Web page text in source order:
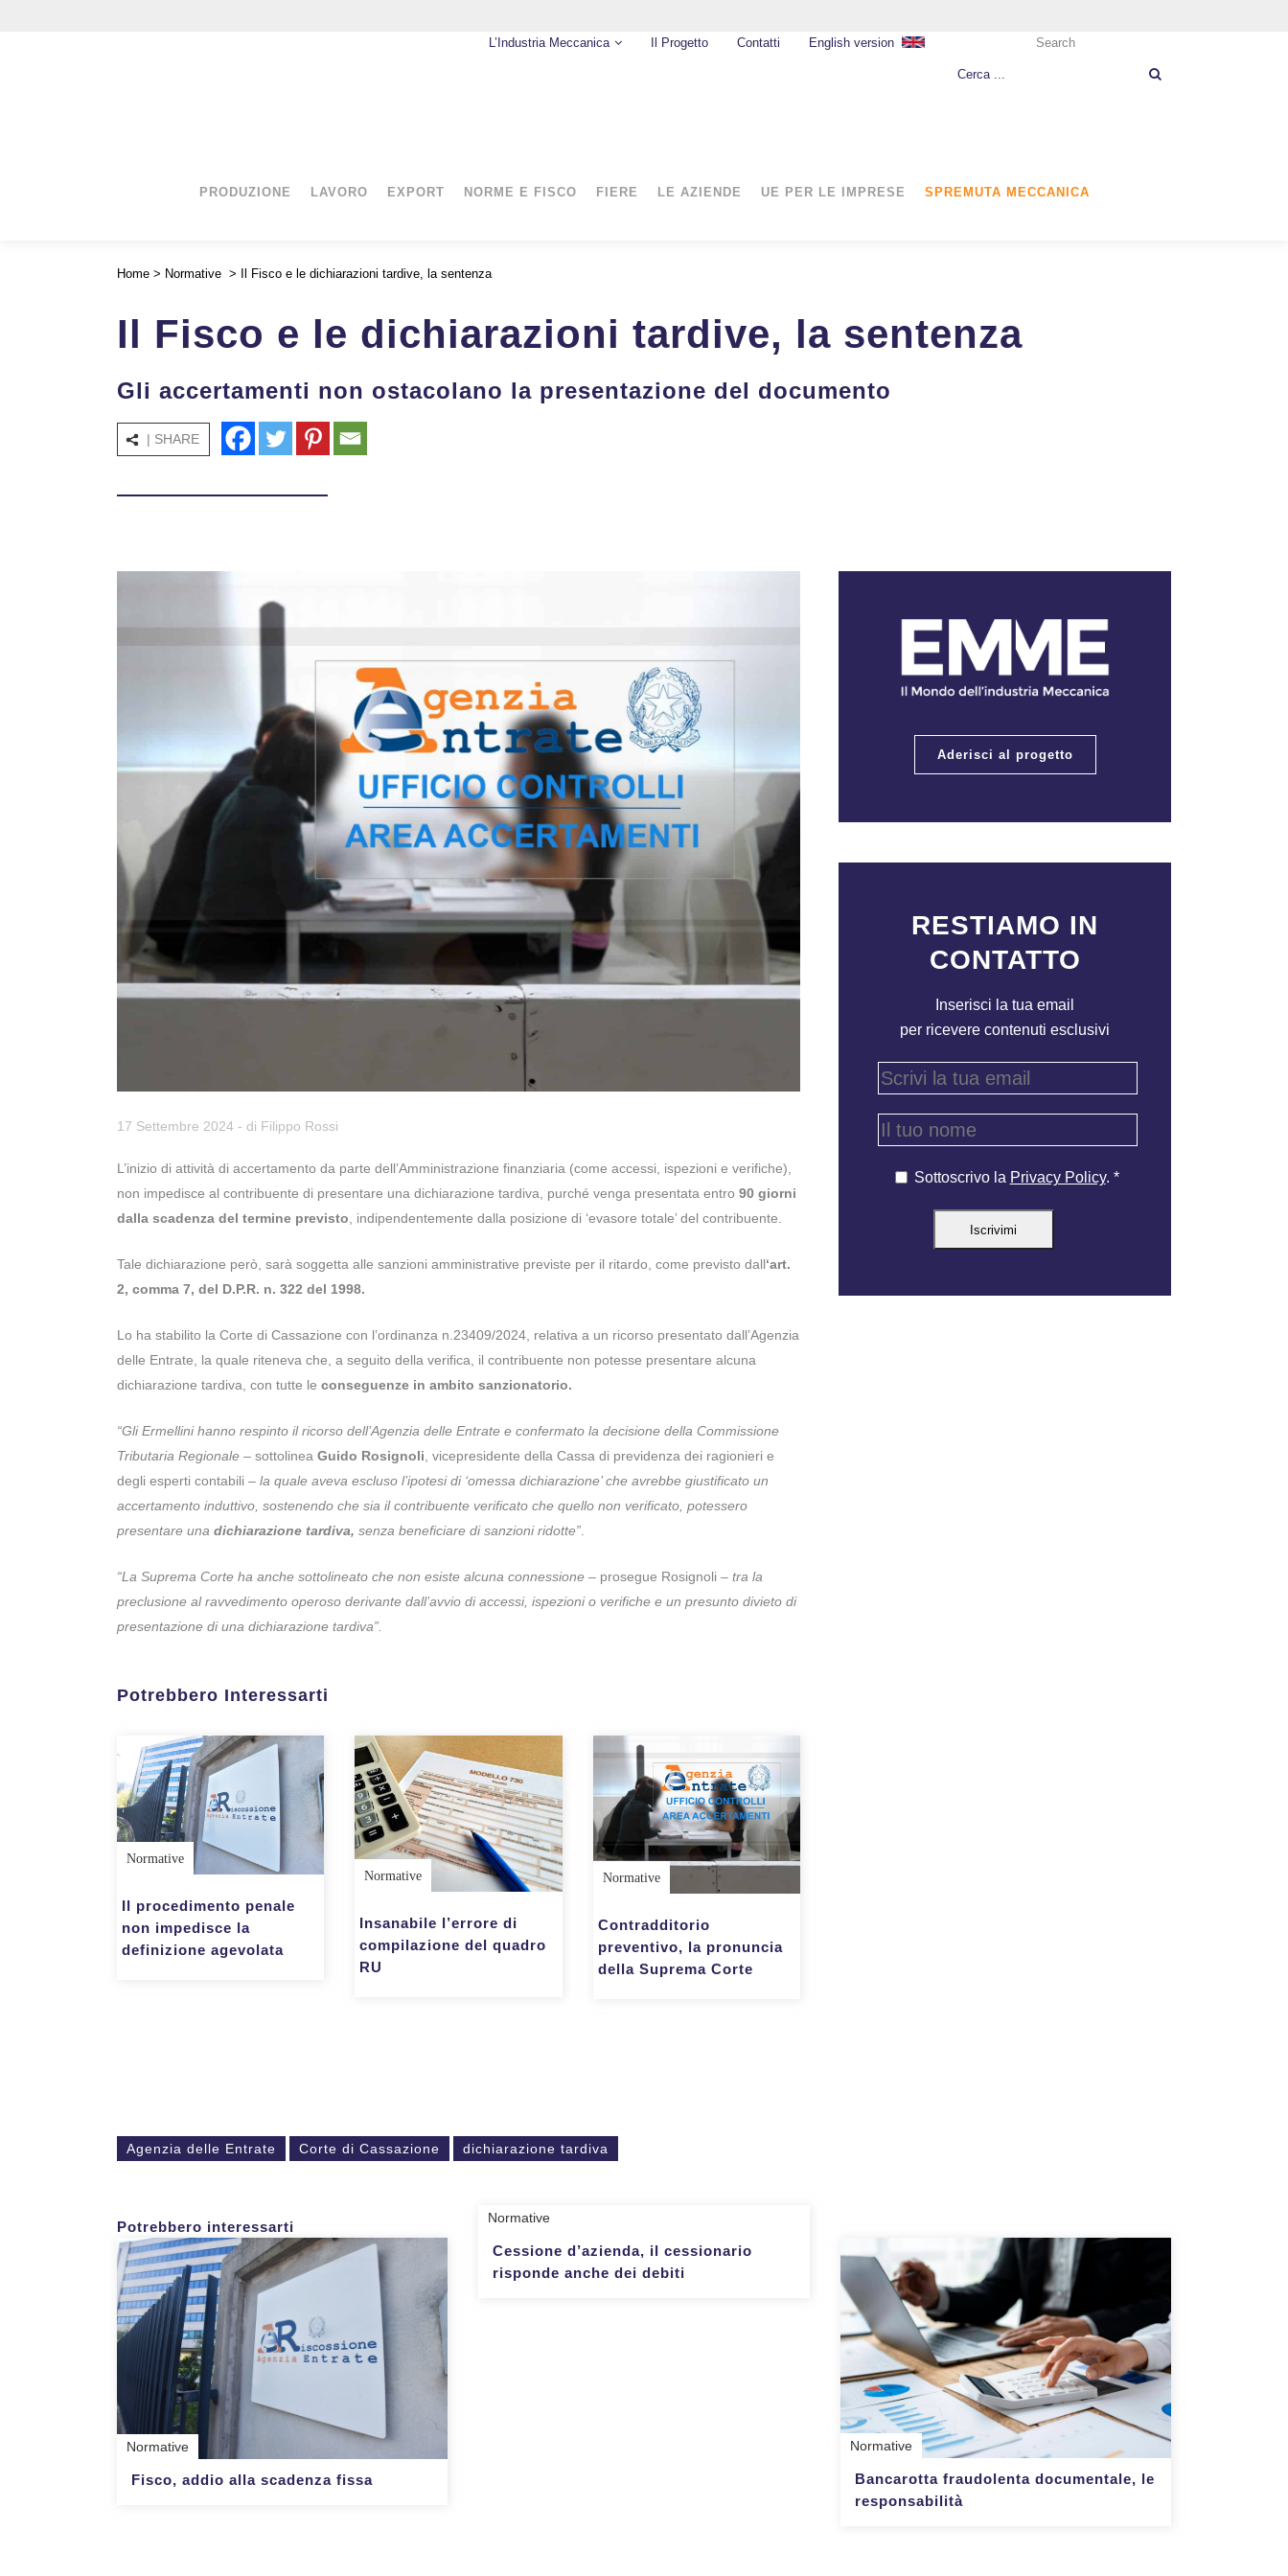
L’Industria Meccanica Il Progetto Contatti English version Search
PRODUZIONE LAVORO EXPORT NORME E FISCO FIERE LE AZIENDE UE PER LE IMPRESE SPREMUTA MECCANICA
Home > Normative > Il Fisco e le dichiarazioni tardive, la sentenza
Il Fisco e le dichiarazioni tardive, la sentenza
Gli accertamenti non ostacolano la presentazione del documento
| SHARE
17 Settembre 2024 - di Filippo Rossi
L’inizio di attività di accertamento da parte dell’Amministrazione finanziaria (come accessi, ispezioni e verifiche),
non impedisce al contribuente di presentare una dichiarazione tardiva, purché venga presentata entro 90 giorni
dalla scadenza del termine previsto, indipendentemente dalla posizione di ‘evasore totale’ del contribuente.
Tale dichiarazione però, sarà soggetta alle sanzioni amministrative previste per il ritardo, come previsto dall‘art.
2, comma 7, del D.P.R. n. 322 del 1998.
Lo ha stabilito la Corte di Cassazione con l’ordinanza n.23409/2024, relativa a un ricorso presentato dall’Agenzia
delle Entrate, la quale riteneva che, a seguito della verifica, il contribuente non potesse presentare alcuna
dichiarazione tardiva, con tutte le conseguenze in ambito sanzionatorio.
“Gli Ermellini hanno respinto il ricorso dell’Agenzia delle Entrate e confermato la decisione della Commissione
Tributaria Regionale – sottolinea Guido Rosignoli, vicepresidente della Cassa di previdenza dei ragionieri e
degli esperti contabili – la quale aveva escluso l’ipotesi di ‘omessa dichiarazione’ che avrebbe giustificato un
accertamento induttivo, sostenendo che sia il contribuente verificato che quello non verificato, potessero
presentare una dichiarazione tardiva, senza beneficiare di sanzioni ridotte”.
“La Suprema Corte ha anche sottolineato che non esiste alcuna connessione – prosegue Rosignoli – tra la
preclusione al ravvedimento operoso derivante dall’avvio di accessi, ispezioni o verifiche e un presunto divieto di
presentazione di una dichiarazione tardiva”.
Potrebbero Interessarti
Normative
Il procedimento penale
non impedisce la
definizione agevolata
Normative
Insanabile l’errore di
compilazione del quadro
RU
Normative
Contradditorio
preventivo, la pronuncia
della Suprema Corte
Agenzia delle Entrate Corte di Cassazione dichiarazione tardiva
Aderisci al progetto
RESTIAMO IN
CONTATTO
Inserisci la tua email
per ricevere contenuti esclusivi
Sottoscrivo la Privacy Policy. *
Potrebbero interessarti
Normative
Fisco, addio alla scadenza fissa
Normative
Cessione d’azienda, il cessionario
risponde anche dei debiti
Normative
Bancarotta fraudolenta documentale, le
responsabilità